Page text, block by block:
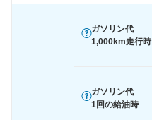
- ガソリン代
1,000km走行時
ガソリン代
1回の給油時